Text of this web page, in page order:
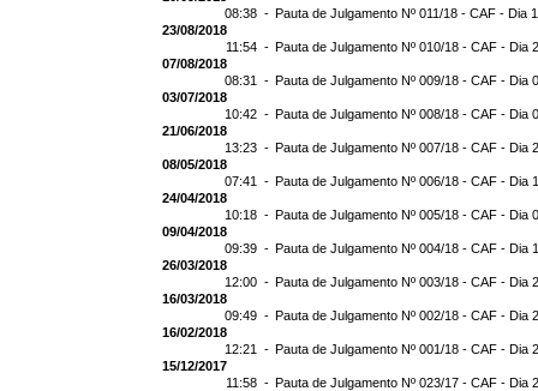
08:38 - Pauta de Julgamento Nº 011/18 - CAF - Dia
23/08/2018
11:54 - Pauta de Julgamento Nº 010/18 - CAF - Dia
07/08/2018
08:31 - Pauta de Julgamento Nº 009/18 - CAF - Dia
03/07/2018
10:42 - Pauta de Julgamento Nº 008/18 - CAF - Dia
21/06/2018
13:23 - Pauta de Julgamento Nº 007/18 - CAF - Dia
08/05/2018
07:41 - Pauta de Julgamento Nº 006/18 - CAF - Dia
24/04/2018
10:18 - Pauta de Julgamento Nº 005/18 - CAF - Dia
09/04/2018
09:39 - Pauta de Julgamento Nº 004/18 - CAF - Dia
26/03/2018
12:00 - Pauta de Julgamento Nº 003/18 - CAF - Dia
16/03/2018
09:49 - Pauta de Julgamento Nº 002/18 - CAF - Dia
16/02/2018
12:21 - Pauta de Julgamento Nº 001/18 - CAF - Dia
15/12/2017
11:58 - Pauta de Julgamento Nº 023/17 - CAF - Dia